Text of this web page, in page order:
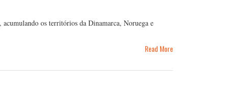
os territórios da Dinamarca, Noruega e
Read More